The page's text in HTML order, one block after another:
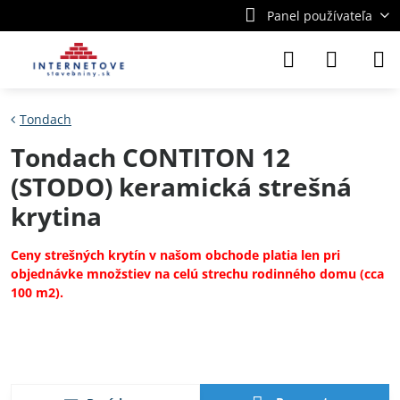
Panel používateľa
Tondach
Tondach CONTITON 12
(STODO) keramická strešná
krytina
Ceny strešných krytín v našom obchode platia len pri
objednávke množstiev na celú strechu rodinného domu (cca
100 m2).